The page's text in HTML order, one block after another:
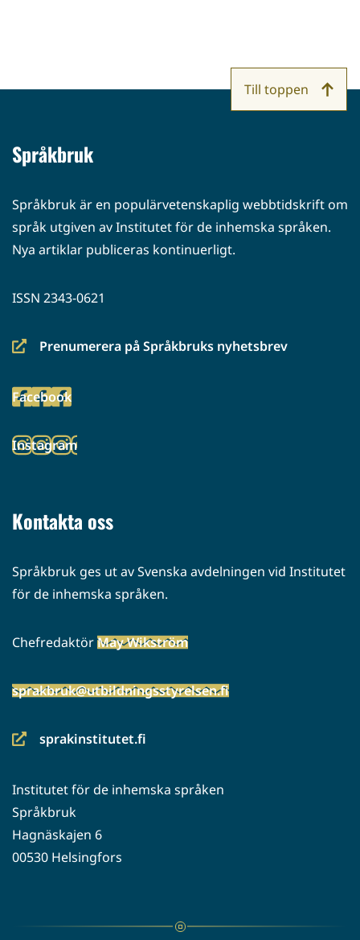
Språkbruk
Språkbruk är en populärvetenskaplig webbtidskrift om
språk utgiven av Institutet för de inhemska språken.
Nya artiklar publiceras kontinuerligt.
ISSN 2343-0621
Prenumerera på Språkbruks nyhetsbrev
(siirryt
palveluun)
Facebook
(siirryt
palveluun)
Instagram
(siirryt
Kontakta oss
Språkbruk ges ut av Svenska avdelningen vid Institutet
för de inhemska språken.
ChefredaktörMay Wikström
sprakbruk@utbildningsstyrelsen.fi
sprakinstitutet.fi
(siirryt
palveluun)
Institutet för de inhemska språken
Språkbruk
Hagnäskajen 6
00530 Helsingfors
Till toppen